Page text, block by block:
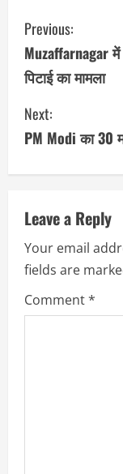
C
o
n
t
i
u
e
R
e
Previous:
Muzaffarnagar
पिटाई का मामला
Next:
PM Modi का 30
Leave a Reply
Your email
fields are
Comment*